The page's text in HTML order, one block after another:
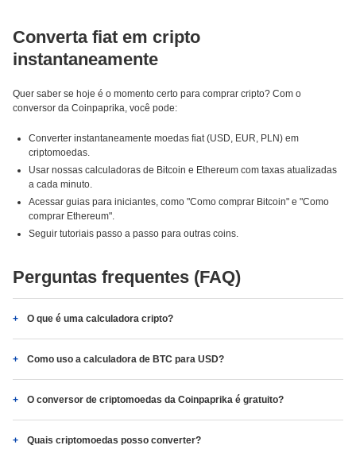
Converta fiat em cripto
instantaneamente
Quer saber se hoje é o momento certo para comprar cripto? Com o
conversor da Coinpaprika, você pode:
Converter instantaneamente moedas fiat (USD, EUR, PLN) em
criptomoedas.
Usar nossas calculadoras de Bitcoin e Ethereum com taxas atualizadas
a cada minuto.
Acessar guias para iniciantes, como "Como comprar Bitcoin" e "Como
comprar Ethereum".
Seguir tutoriais passo a passo para outras coins.
Perguntas frequentes (FAQ)
O que é uma calculadora cripto?
Como uso a calculadora de BTC para USD?
O conversor de criptomoedas da Coinpaprika é gratuito?
Quais criptomoedas posso converter?